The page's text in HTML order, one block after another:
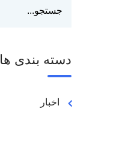
دسته بندی ها
اخبار